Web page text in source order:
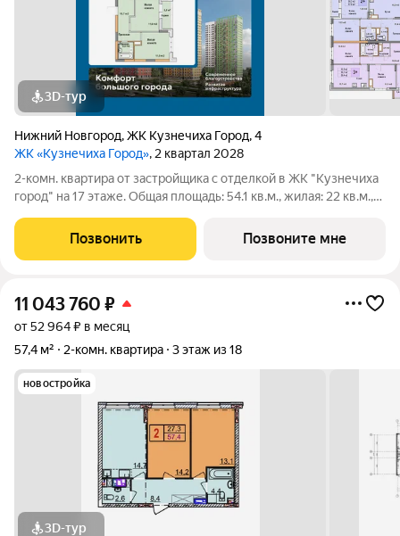
3D-тур
Нижний Новгород,ЖК Кузнечиха Город,4
ЖК «Кузнечиха Город», 2 квартал 2028
2-комн. квартира от застройщика с отделкой в ЖК "Кузнечиха
город" на 17 этаже. Общая площадь: 54.1 кв.м., жилая: 22 кв.м.,
изолированные, все окна выходят на одну сторону. В квартире
одна лоджия,
Позвонить Позвоните мне
11 043 760 ₽
от 52 964 ₽ в месяц
57,4 м²
2-комн. квартира 3 этаж из 18
новостройка
3D-тур